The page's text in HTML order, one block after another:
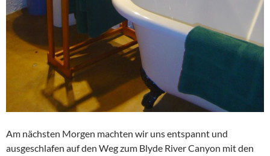
Am nächsten Morgen machten wir uns entspannt und
ausgeschlafen auf den Weg zum Blyde River Canyon mit den